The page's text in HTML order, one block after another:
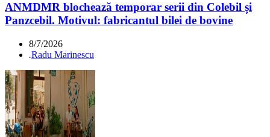
ANMDMR blochează temporar serii din Colebil și
Panzcebil. Motivul: fabricantul bilei de bovine
8/7/2026
.Radu Marinescu